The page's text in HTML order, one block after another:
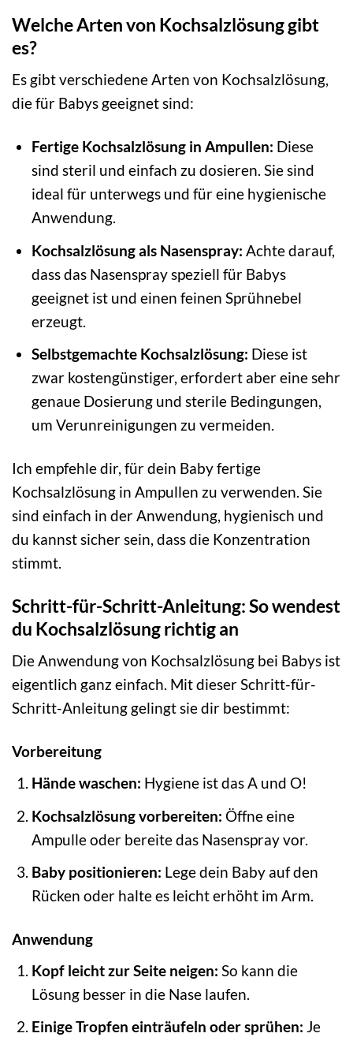
Welche Arten von Kochsalzlösung gibt
es?
Es gibt verschiedene Arten von Kochsalzlösung,
die für Babys geeignet sind:
Fertige Kochsalzlösung in Ampullen: Diese
sind steril und einfach zu dosieren. Sie sind
ideal für unterwegs und für eine hygienische
Anwendung.
Kochsalzlösung als Nasenspray: Achte darauf,
dass das Nasenspray speziell für Babys
geeignet ist und einen feinen Sprühnebel
erzeugt.
Selbstgemachte Kochsalzlösung: Diese ist
zwar kostengünstiger, erfordert aber eine sehr
genaue Dosierung und sterile Bedingungen,
um Verunreinigungen zu vermeiden.
Ich empfehle dir, für dein Baby fertige
Kochsalzlösung in Ampullen zu verwenden. Sie
sind einfach in der Anwendung, hygienisch und
du kannst sicher sein, dass die Konzentration
stimmt.
Schritt-für-Schritt-Anleitung: So wendest
du Kochsalzlösung richtig an
Die Anwendung von Kochsalzlösung bei Babys ist
eigentlich ganz einfach. Mit dieser Schritt-für-
Schritt-Anleitung gelingt sie dir bestimmt:
Vorbereitung
Hände waschen: Hygiene ist das A und O!
Kochsalzlösung vorbereiten: Öffne eine
Ampulle oder bereite das Nasenspray vor.
Baby positionieren: Lege dein Baby auf den
Rücken oder halte es leicht erhöht im Arm.
Anwendung
Kopf leicht zur Seite neigen: So kann die
Lösung besser in die Nase laufen.
Einige Tropfen einträufeln oder sprühen: Je